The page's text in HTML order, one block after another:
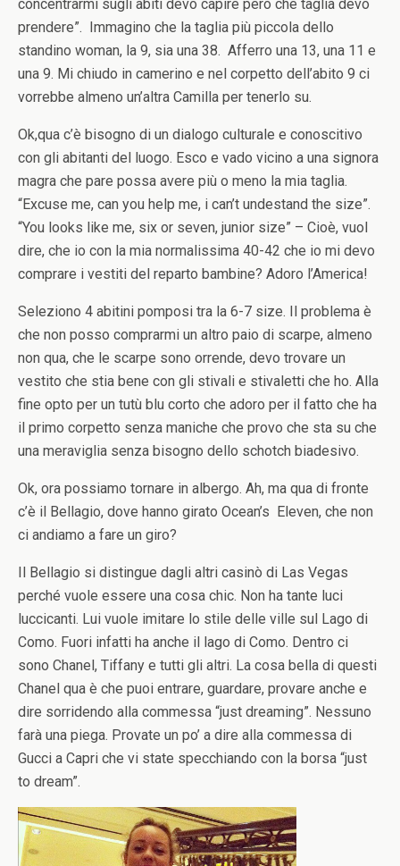
concentrarmi sugli abiti devo capire però che taglia devo
prendere”. Immagino che la taglia più piccola dello
standino woman, la 9, sia una 38. Afferro una 13, una 11 e
una 9. Mi chiudo in camerino e nel corpetto dell’abito 9 ci
vorrebbe almeno un’altra Camilla per tenerlo su.
Ok,qua c’è bisogno di un dialogo culturale e conoscitivo
con gli abitanti del luogo. Esco e vado vicino a una signora
magra che pare possa avere più o meno la mia taglia.
“Excuse me, can you help me, i can’t undestand the size”.
“You looks like me, six or seven, junior size” – Cioè, vuol
dire, che io con la mia normalissima 40-42 che io mi devo
comprare i vestiti del reparto bambine? Adoro l’America!
Seleziono 4 abitini pomposi tra la 6-7 size. Il problema è
che non posso comprarmi un altro paio di scarpe, almeno
non qua, che le scarpe sono orrende, devo trovare un
vestito che stia bene con gli stivali e stivaletti che ho. Alla
fine opto per un tutù blu corto che adoro per il fatto che ha
il primo corpetto senza maniche che provo che sta su che
una meraviglia senza bisogno dello schotch biadesivo.
Ok, ora possiamo tornare in albergo. Ah, ma qua di fronte
c’è il Bellagio, dove hanno girato Ocean’s Eleven, che non
ci andiamo a fare un giro?
Il Bellagio si distingue dagli altri casinò di Las Vegas
perché vuole essere una cosa chic. Non ha tante luci
luccicanti. Lui vuole imitare lo stile delle ville sul Lago di
Como. Fuori infatti ha anche il lago di Como. Dentro ci
sono Chanel, Tiffany e tutti gli altri. La cosa bella di questi
Chanel qua è che puoi entrare, guardare, provare anche e
dire sorridendo alla commessa “just dreaming”. Nessuno
farà una piega. Provate un po’ a dire alla commessa di
Gucci a Capri che vi state specchiando con la borsa “just
to dream”.